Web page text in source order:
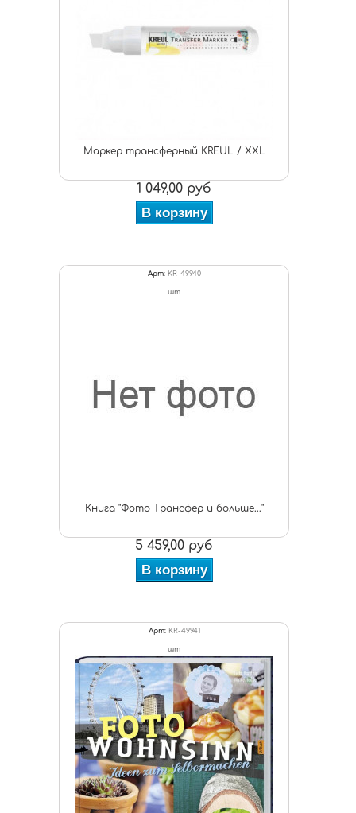
Маркер трансферный KREUL / XXL
1 049,00 руб
В корзину
Арт: KR-49940
шт
Книга "Фото Трансфер и больше..."
5 459,00 руб
В корзину
Арт: KR-49941
шт